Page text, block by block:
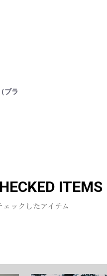
ブラ
ITEMS
ェックしたアイテム